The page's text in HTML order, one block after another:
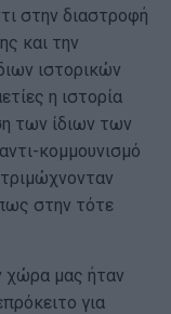
στην διαστροφή
και την
ιστορικών
η ιστορία
των ίδιων των
κομμουνισμό
στην τότε
χώρα μας ήταν
για